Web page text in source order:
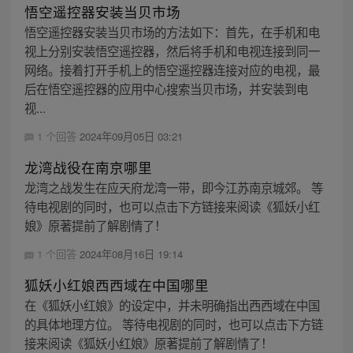
悟空遥控器安装当贝市场
悟空遥控器安装当贝市场的方法如下：首先，在手机和电
视上分别安装悟空遥控器，然后将手机和电视连接到同一
网络。接着打开手机上的悟空遥控器连接对应的电视，最
后在悟空遥控器的应用中心搜索当贝市场，并安装到电
视...
1 个回答 2024年09月05日 03:21
龙湾战役在南京哪里
龙湾之战发生在应天府龙湾一带，即今江苏南京城郊。 等
待电视剧的同时，也可以点击下方链接来阅读《狐妖小红
娘》原著提前了解剧情了！
1 个回答 2024年08月16日 19:14
狐妖小红娘西西域在中国哪里
在《狐妖小红娘》的设定中，并未明确指出西西域在中国
的具体地理方位。 等待电视剧的同时，也可以点击下方链
接来阅读《狐妖小红娘》原著提前了解剧情了！